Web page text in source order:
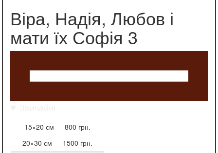
Віра, Надія, Любов і
мати їх Софія 3
15×20 см — 800 грн.
20×30 см — 1500 грн.